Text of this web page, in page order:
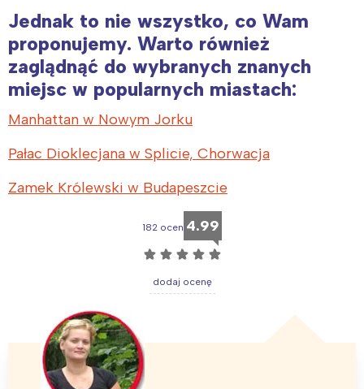
Jednak to nie wszystko, co Wam
proponujemy. Warto również
zaglądnąć do wybranych znanych
miejsc w popularnych miastach:
Manhattan w Nowym Jorku
Pałac Dioklecjana w Splicie, Chorwacja
Zamek Królewski w Budapeszcie
182 ocen 4.99
☆ ☆ ☆ ☆ ☆
dodaj ocenę